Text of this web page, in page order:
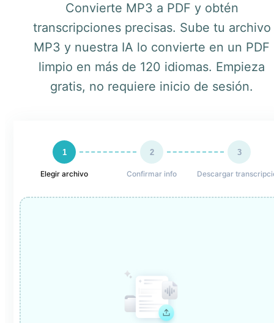
Convierte MP3 a PDF y obtén
transcripciones precisas. Sube tu archivo
MP3 y nuestra IA lo convierte en un PDF
limpio en más de 120 idiomas. Empieza
gratis, no requiere inicio de sesión.
1 2 3
Elegir archivo Confirmar info Descargar